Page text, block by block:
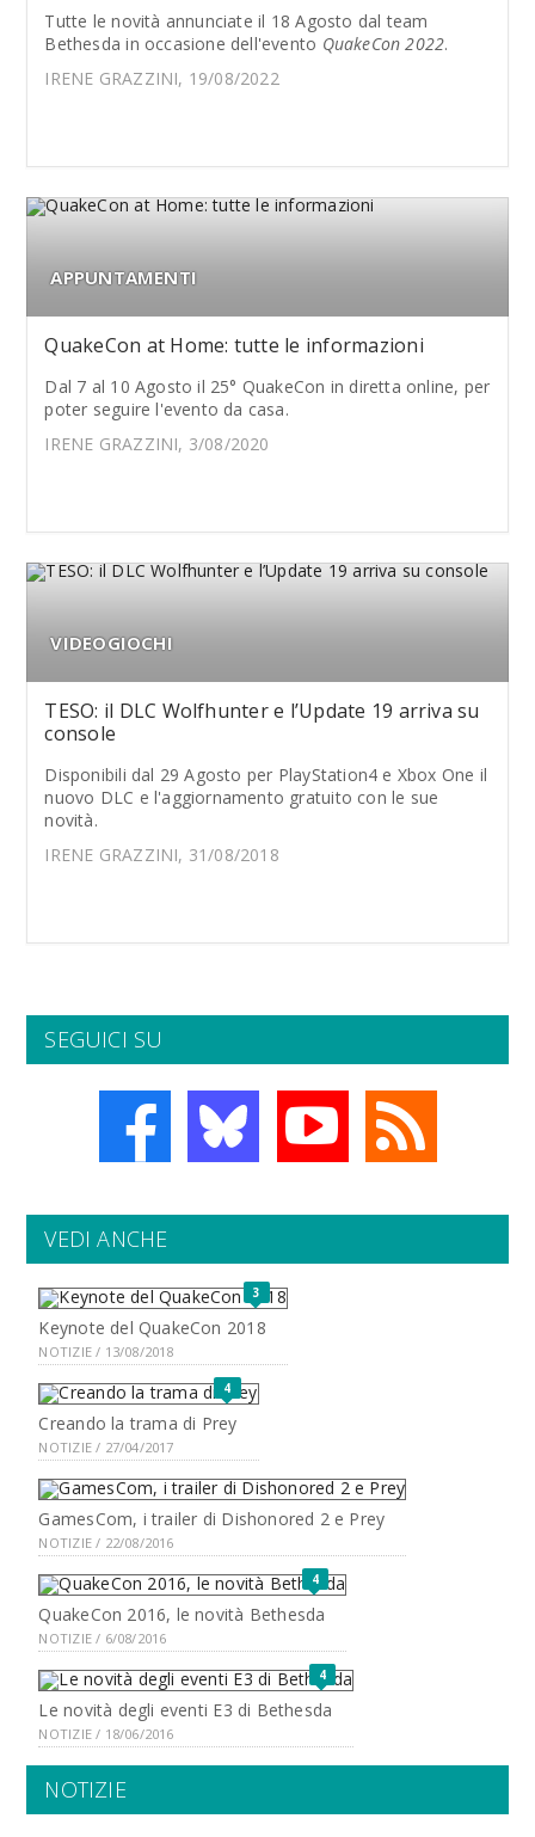
Tutte le novità annunciate il 18 Agosto dal team
Bethesda in occasione dell'evento QuakeCon 2022.
IRENE GRAZZINI, 19/08/2022
APPUNTAMENTI
QuakeCon at Home: tutte le informazioni
Dal 7 al 10 Agosto il 25° QuakeCon in diretta online, per
poter seguire l'evento da casa.
IRENE GRAZZINI, 3/08/2020
VIDEOGIOCHI
TESO: il DLC Wolfhunter e l’Update 19 arriva su
console
Disponibili dal 29 Agosto per PlayStation4 e Xbox One il
nuovo DLC e l'aggiornamento gratuito con le sue
novità.
IRENE GRAZZINI, 31/08/2018
SEGUICI SU
VEDI ANCHE
3
Keynote del QuakeCon 2018
NOTIZIE / 13/08/2018
4
Creando la trama di Prey
NOTIZIE / 27/04/2017
GamesCom, i trailer di Dishonored 2 e Prey
NOTIZIE / 22/08/2016
4
QuakeCon 2016, le novità Bethesda
NOTIZIE / 6/08/2016
4
Le novità degli eventi E3 di Bethesda
NOTIZIE / 18/06/2016
NOTIZIE